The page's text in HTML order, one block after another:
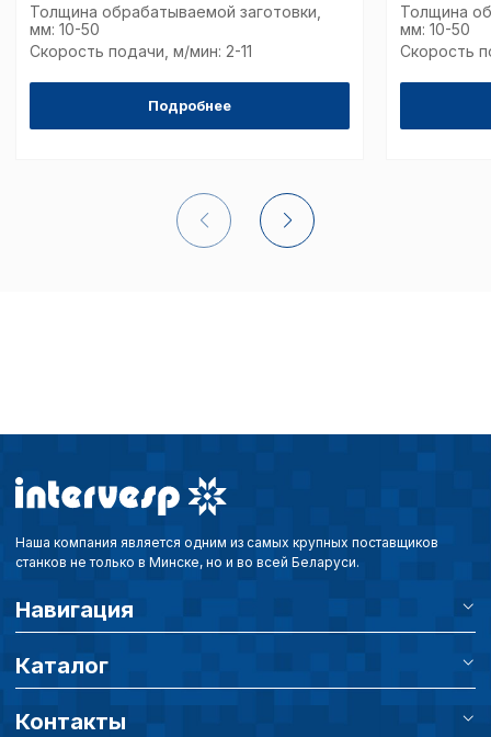
Толщина обрабатываемой заготовки,
мм: 10-50
Скорость подачи, м/мин: 2-11
Подробнее
Толщина
мм: 10-50
Скорость
Наша компания является одним из самых крупных поставщиков
станков не только в Минске, но и во всей Беларуси.
Навигация
Каталог
Контакты
пользователей.